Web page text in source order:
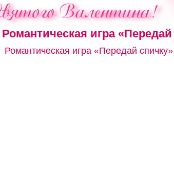
Романтическая игра
Романтическая игра «Передай